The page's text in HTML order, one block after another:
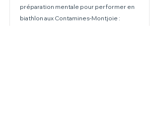
préparation mentale pour performer en
biathlon aux Contamines-Montjoie :